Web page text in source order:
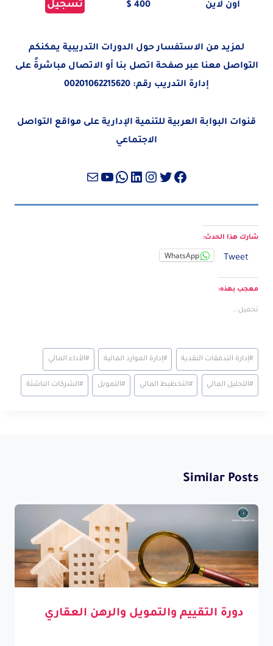
أون لاين 400 $ تسجيل
لمزيد من الاستفسار حول الدورات التدريبية يمكنكم
التواصل معنا عبر صفحة اتصل بنا أو الاتصال مباشرةً على
إدارة التدريب رقم: 00201062215620
قنوات البوابة العربية للتنمية الإدارية على مواقع التواصل
الاجتماعي
فيسبوك
تويترإنستجرام
لينكد إن واتساب
يوتيوب
بريد
شارك هذا الحدث:
Tweet
WhatsApp
معجب بهذه:
تحميل...
Post
Tags:
#إدارة التدفقات النقدية #إدارة الموارد المالية #الأداء المالي
#التحليل المالي #التخطيط المالي #التمويل #الشركات الناشئة
Similar Posts
دورة التقييم والتمويل والرهن العقاري